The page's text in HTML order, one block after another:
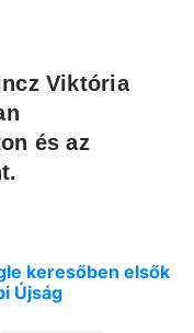
Viktória
és az
keresőben elsők
Újság